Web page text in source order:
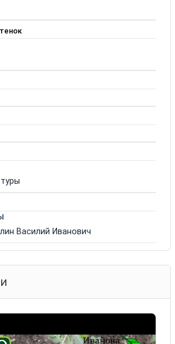
Василий Иванович